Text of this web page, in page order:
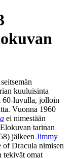
kuuluisinta
60‑luvulla, jolloin
Vuonna 1960
ei nimestään
tarinan
jälkeen Jimmy
of Dracula nimisen
tekivät omat